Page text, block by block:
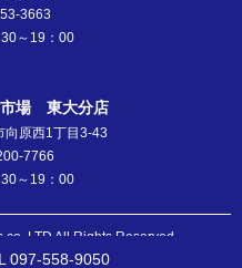
3663
～19：00
市場 東大分店
原西1丁目3-43
7766
～19：00
All Rights Reserved.
097-558-9050